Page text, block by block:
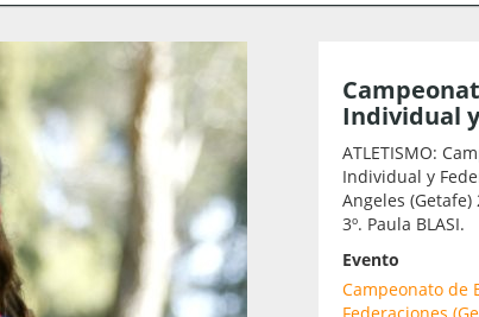
Individual
ATLETISMO:
Individual y
Angeles
3º. Paula BLASI.
Evento
Campeonato de